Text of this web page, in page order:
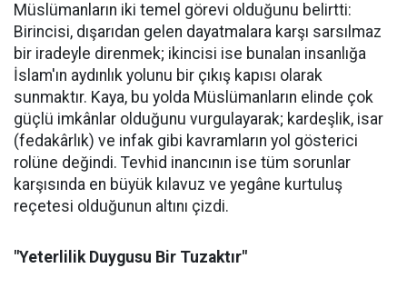
Müslümanların iki temel görevi olduğunu belirtti:
Birincisi, dışarıdan gelen dayatmalara karşı sarsılmaz
bir iradeyle direnmek; ikincisi ise bunalan insanlığa
İslam'ın aydınlık yolunu bir çıkış kapısı olarak
sunmaktır. Kaya, bu yolda Müslümanların elinde çok
güçlü imkânlar olduğunu vurgulayarak; kardeşlik, isar
(fedakârlık) ve infak gibi kavramların yol gösterici
rolüne değindi. Tevhid inancının ise tüm sorunlar
karşısında en büyük kılavuz ve yegâne kurtuluş
reçetesi olduğunun altını çizdi.
"Yeterlilik Duygusu Bir Tuzaktır"